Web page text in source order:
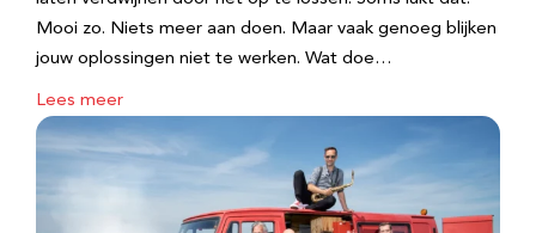
Mooi zo. Niets meer aan doen. Maar vaak genoeg blijken
jouw oplossingen niet te werken. Wat doe…
Lees meer